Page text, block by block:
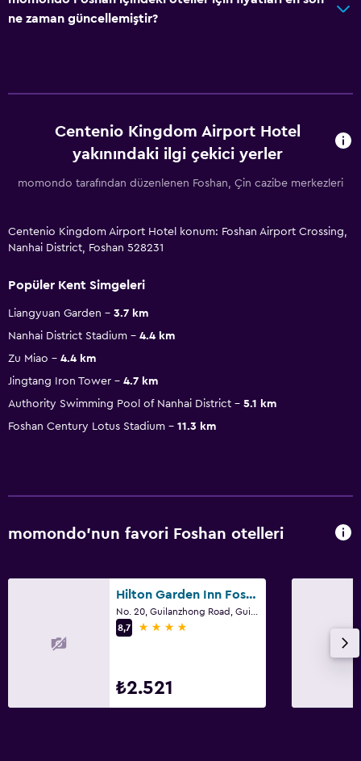
ne zaman güncellemiştir?
Centenio Kingdom Airport Hotel
yakınındaki ilgi çekici yerler
momondo tarafından düzenlenen Foshan, Çin cazibe merkezleri
Centenio Kingdom Airport Hotel konum: Foshan Airport Crossing,
Nanhai District, Foshan 528231
Popüler Kent Simgeleri
Liangyuan Garden
3.7 km
Nanhai District Stadium
4.4 km
Zu Miao
4.4 km
Jingtang Iron Tower
4.7 km
Authority Swimming Pool of Nanhai District
5.1 km
Foshan Century Lotus Stadium
11.3 km
momondo'nun favori Foshan otelleri
Hilton Garden Inn Foshan
8,7
4 yıldız
₺2.521